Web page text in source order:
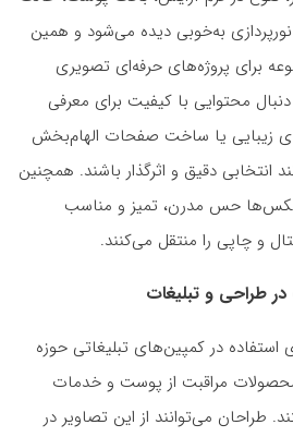
به‌خوبی دیده می‌شود و همین
برای پروژه‌های حرفه‌ای تصویری
محتوایی با کیفیت برای معرفی
زیبایی یا ساخت صفحات الهام‌بخش
انتخابی دقیق و اثرگذار باشند. همچنین
عکس‌ها حس مدرن، تمیز و مناسب
و چاپی را منتقل می‌کنند.
طراحی و تبلیغات
در کمپین‌های تبلیغاتی حوزه
مراقبت از پوست و خدمات
طراحان می‌توانند از این تصاویر در